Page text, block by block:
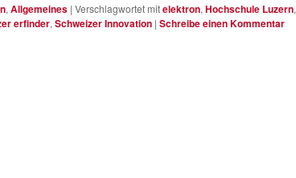
, Allgemeines | Verschlagwortet mitelektron, Hochschule Luzern,
erfinder, Schweizer Innovation | Schreibe einen Kommentar